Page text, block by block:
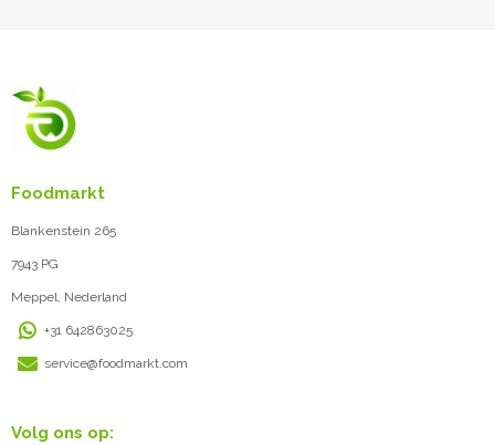
Foodmarkt
Blankenstein 265
7943 PG
Meppel, Nederland
+31 642863025
service@foodmarkt.com
Volg ons op: